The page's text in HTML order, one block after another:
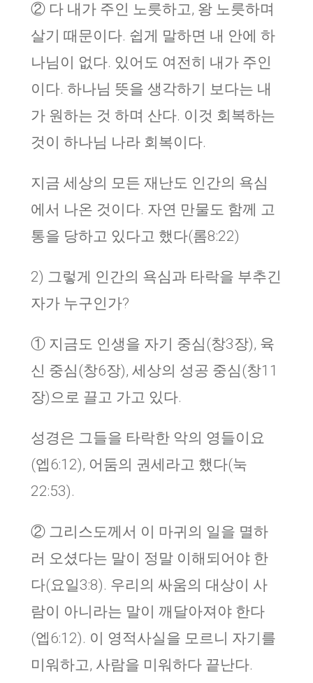
② 다 내가 주인 노릇하고, 왕 노릇하며
살기 때문이다. 쉽게 말하면 내 안에 하
나님이 없다. 있어도 여전히 내가 주인
이다. 하나님 뜻을 생각하기 보다는 내
가 원하는 것 하며 산다. 이것 회복하는
것이 하나님 나라 회복이다.
지금 세상의 모든 재난도 인간의 욕심
에서 나온 것이다. 자연 만물도 함께 고
통을 당하고 있다고 했다(롬8:22)
2) 그렇게 인간의 욕심과 타락을 부추긴
자가 누구인가?
① 지금도 인생을 자기 중심(창3장), 육
신 중심(창6장), 세상의 성공 중심(창11
장)으로 끌고 가고 있다.
성경은 그들을 타락한 악의 영들이요
(엡6:12), 어둠의 권세라고 했다(눅
22:53).
② 그리스도께서 이 마귀의 일을 멸하
러 오셨다는 말이 정말 이해되어야 한
다(요일3:8). 우리의 싸움의 대상이 사
람이 아니라는 말이 깨달아져야 한다
(엡6:12). 이 영적사실을 모르니 자기를
미워하고, 사람을 미워하다 끝난다.